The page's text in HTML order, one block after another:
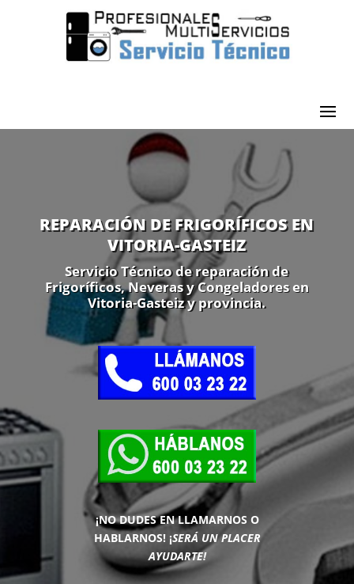
REPARACIÓN DE FRIGORÍFICOS EN
VITORIA-GASTEIZ
Servicio Técnico de reparación de
Frigoríficos, Neveras y Congeladores en
Vitoria-Gasteiz y provincia.
¡NO DUDES EN LLAMARNOS O
HABLARNOS! ¡SERÁ UN PLACER
AYUDARTE!